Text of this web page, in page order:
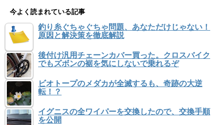
今よく読まれている記事
釣り糸ぐちゃぐちゃ問題、あなただけじゃない！
原因と解決策を徹底解説
後付け汎用チェーンカバー買った。クロスバイク
でもズボンの裾を気にしないで乗れるぞ
ビオトープのメダカが全滅するも、奇跡の大逆
転！？
イグニスの全ワイパーを交換したので、交換手順
を公開